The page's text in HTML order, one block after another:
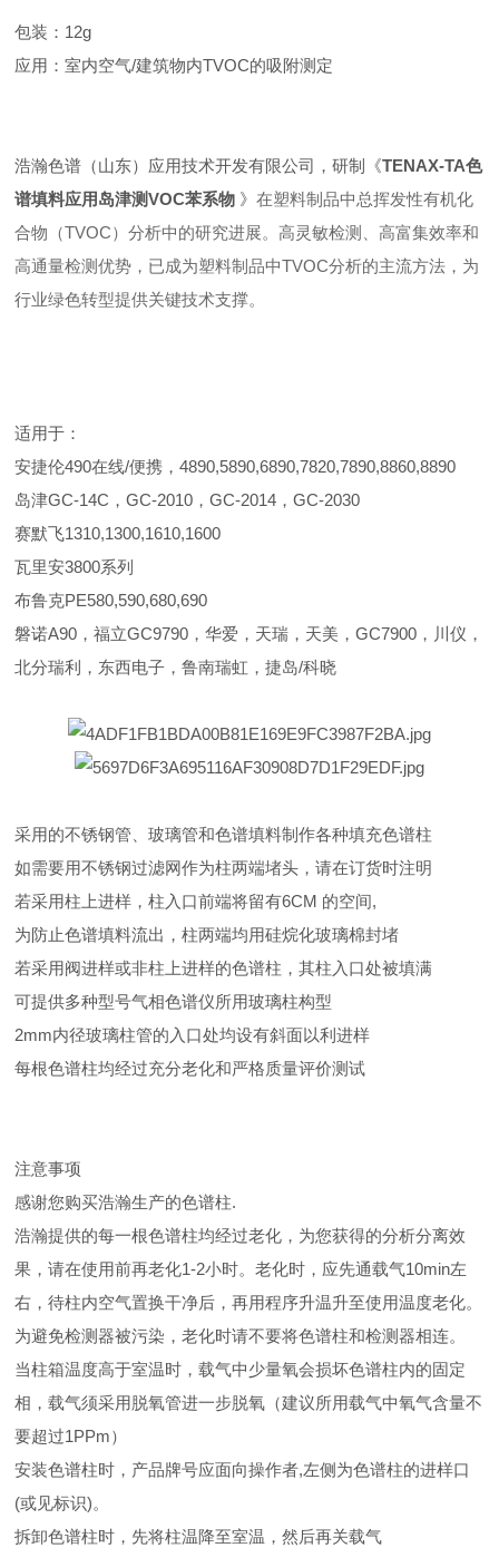
包装：12g
应用：室内空气/建筑物内TVOC的吸附测定
浩瀚色谱（山东）应用技术开发有限公司，研制《TENAX-TA色
谱填料应用岛津测VOC苯系物 》在塑料制品中总挥发性有机化
合物（TVOC）分析中的研究进展。高灵敏检测、高富集效率和
高通量检测优势，已成为塑料制品中TVOC分析的主流方法，为
行业绿色转型提供关键技术支撑。
适用于：
安捷伦490在线/便携，4890,5890,6890,7820,7890,8860,8890
岛津GC-14C，GC-2010，GC-2014，GC-2030
赛默飞1310,1300,1610,1600
瓦里安3800系列
布鲁克PE580,590,680,690
磐诺A90，福立GC9790，华爱，天瑞，天美，GC7900，川仪，
北分瑞利，东西电子，鲁南瑞虹，捷岛/科晓
采用的不锈钢管、玻璃管和色谱填料制作各种填充色谱柱
如需要用不锈钢过滤网作为柱两端堵头，请在订货时注明
若采用柱上进样，柱入口前端将留有6CM 的空间,
为防止色谱填料流出，柱两端均用硅烷化玻璃棉封堵
若采用阀进样或非柱上进样的色谱柱，其柱入口处被填满
可提供多种型号气相色谱仪所用玻璃柱构型
2mm内径玻璃柱管的入口处均设有斜面以利进样
每根色谱柱均经过充分老化和严格质量评价测试
注意事项
感谢您购买浩瀚生产的色谱柱.
浩瀚提供的每一根色谱柱均经过老化，为您获得的分析分离效
果，请在使用前再老化1-2小时。老化时，应先通载气10min左
右，待柱内空气置换干净后，再用程序升温升至使用温度老化。
为避免检测器被污染，老化时请不要将色谱柱和检测器相连。
当柱箱温度高于室温时，载气中少量氧会损坏色谱柱内的固定
相，载气须采用脱氧管进一步脱氧（建议所用载气中氧气含量不
要超过1PPm）
安装色谱柱时，产品牌号应面向操作者,左侧为色谱柱的进样口
(或见标识)。
拆卸色谱柱时，先将柱温降至室温，然后再关载气